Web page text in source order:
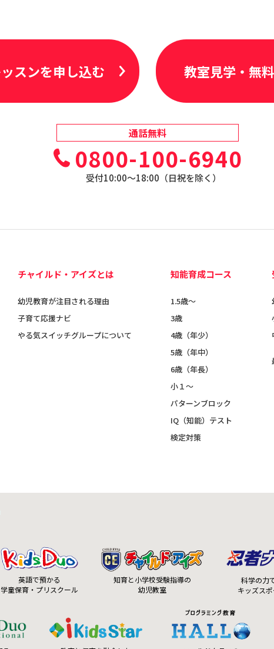
スンを申し込む 教室見学・無
通話無料
0800-100-6940
受付10:00〜18:00（日祝を除く）
チャイルド・アイズとは
幼児教育が注目される理由
子育て応援ナビ
やる気スイッチグループについて
知能育成コース
1.5歳〜
3歳
4歳（年少）
5歳（年中）
6歳（年長）
小１～
パターンブロック
IQ（知能）テスト
検定対策
英語で預かる
学童保育・プリスクール
知育と小学校受験指導の
幼児教室
科学の力
キッズス